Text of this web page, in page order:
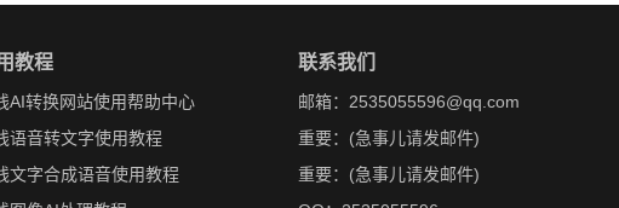
教程
AI转换网站使用帮助中心
语音转文字使用教程
文字合成语音使用教程
联系我们
邮箱：2535055596@qq.com
重要：(急事儿请发邮件)
重要：(急事儿请发邮件)